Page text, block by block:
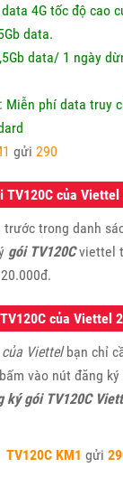
4G tốc độ cao
data.
data/ 1 ngày
Miễn phí data truy
gửi 290
của Viettel
trong danh
gói TV120Cviettel
của Viettel
Viettelbạn chỉ
vào nút đăng
ký gói TV120C
TV120C KM1 gửi